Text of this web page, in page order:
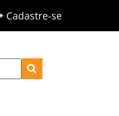
Cadastre-se